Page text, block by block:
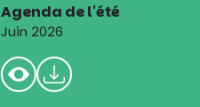
Agenda de l'été
Juin 2026